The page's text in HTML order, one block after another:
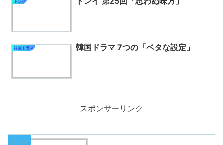
トンイ
韓国ドラマ 韓国ドラマ 7つの「ベタな設定」
スポンサーリンク